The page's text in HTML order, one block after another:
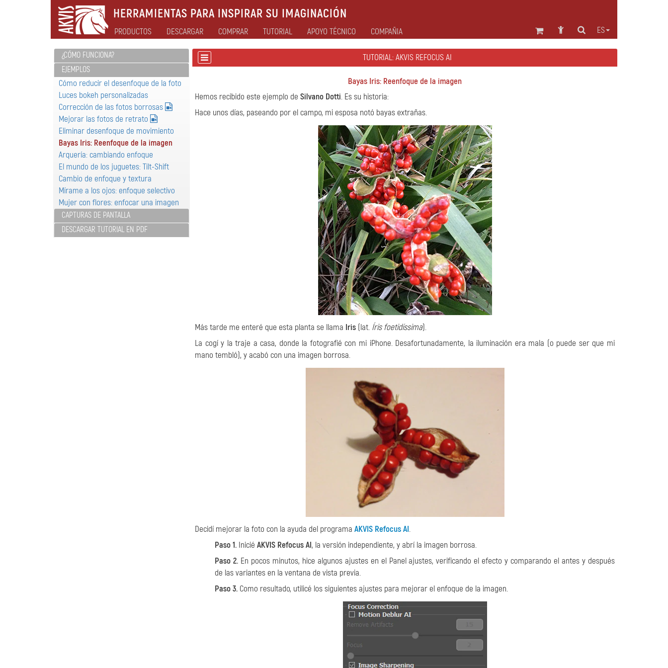
HERRAMIENTAS PARA INSPIRAR SU IMAGINACIÓN
ES
PRODUCTOS DESCARGAR COMPRAR TUTORIAL APOYO TÉCNICO COMPAÑIA
¿CÓMO FUNCIONA?
EJEMPLOS
Cómo reducir el desenfoque de la foto
Luces bokeh personalizadas
Corrección de las fotos borrosas
Mejorar las fotos de retrato
Eliminar desenfoque de movimiento
Bayas Iris: Reenfoque de la imagen
Arquería: cambiando enfoque
El mundo de los juguetes: Tilt-Shift
Cambio de enfoque y textura
Mírame a los ojos: enfoque selectivo
Mujer con flores: enfocar una imagen
CAPTURAS DE PANTALLA
DESCARGAR TUTORIAL EN PDF
TUTORIAL: AKVIS REFOCUS AI
Bayas Iris: Reenfoque de la imagen
Hemos recibido este ejemplo de Silvano Dotti. Es su historia:
Hace unos días, paseando por el campo, mi esposa notó bayas extrañas.
Más tarde me enteré que esta planta se llama Iris (lat. Íris foetidíssima).
La cogí y la traje a casa, donde la fotografié con mi iPhone. Desafortunadamente, la iluminación era mala (o puede ser que mi
mano tembló), y acabó con una imagen borrosa.
Decidí mejorar la foto con la ayuda del programa AKVIS Refocus AI.
Paso 1. Inicié AKVIS Refocus AI, la versión independiente, y abrí la imagen borrosa.
Paso 2.En pocos minutos, hice algunos ajustes en el Panel ajustes, verificando el efecto y comparando el antes y después
de las variantes en la ventana de vista previa.
Paso 3. Como resultado, utilicé los siguientes ajustes para mejorar el enfoque de la imagen.